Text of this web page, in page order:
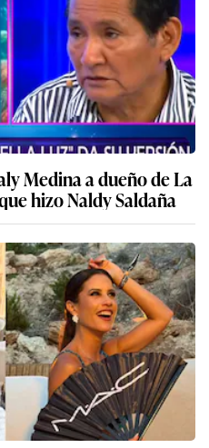
Medina a dueño de La
hizo Naldy Saldaña